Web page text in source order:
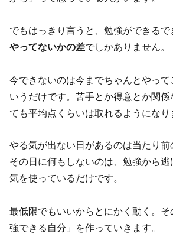
でもはっきり言うと、勉強ができるで
やってないかの差でしかありません。
今できないのは今までちゃんとやって
いうだけです。苦手とか得意とか関係
ても平均点くらいは取れるようになり
やる気が出ない日があるのは当たり前
その日に何もしないのは、勉強から逃
気を使っているだけです。
最低限でもいいからとにかく動く。
強できる自分」を作っていきます。